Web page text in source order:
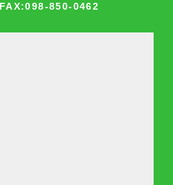
850-0462